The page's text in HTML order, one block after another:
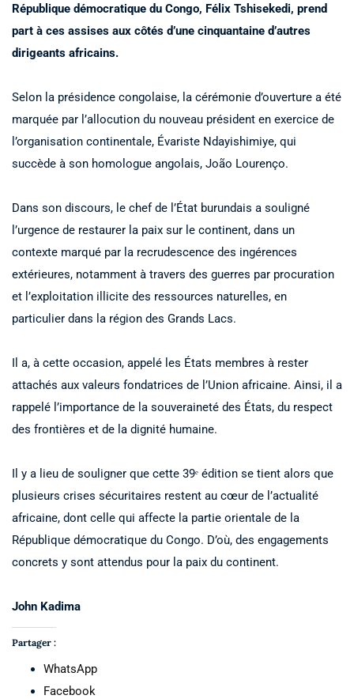
République démocratique du Congo, Félix Tshisekedi, prend
part à ces assises aux côtés d’une cinquantaine d’autres
dirigeants africains.
Selon la présidence congolaise, la cérémonie d’ouverture a été
marquée par l’allocution du nouveau président en exercice de
l’organisation continentale, Évariste Ndayishimiye, qui
succède à son homologue angolais, João Lourenço.
Dans son discours, le chef de l’État burundais a souligné
l’urgence de restaurer la paix sur le continent, dans un
contexte marqué par la recrudescence des ingérences
extérieures, notamment à travers des guerres par procuration
et l’exploitation illicite des ressources naturelles, en
particulier dans la région des Grands Lacs.
Il a, à cette occasion, appelé les États membres à rester
attachés aux valeurs fondatrices de l’Union africaine. Ainsi, il a
rappelé l’importance de la souveraineté des États, du respect
des frontières et de la dignité humaine.
Il y a lieu de souligner que cette 39ᵉ édition se tient alors que
plusieurs crises sécuritaires restent au cœur de l’actualité
africaine, dont celle qui affecte la partie orientale de la
République démocratique du Congo. D’où, des engagements
concrets y sont attendus pour la paix du continent.
John Kadima
Partager :
WhatsApp
Facebook